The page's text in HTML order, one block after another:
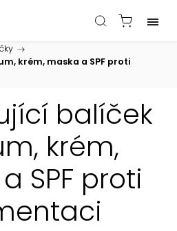
/
krém, maska a SPF proti
balíček
krém,
SPF proti